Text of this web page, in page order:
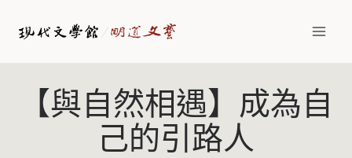
【與自然相遇】成為自
己的引路人